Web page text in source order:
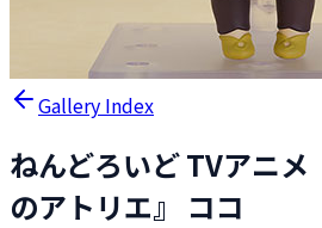
Gallery Index
ねんどろいど TVアニ
のアトリエ』 ココ